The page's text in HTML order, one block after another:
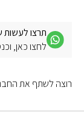
תרצו לעשות
לחצו כאן,
רוצה לשתף את